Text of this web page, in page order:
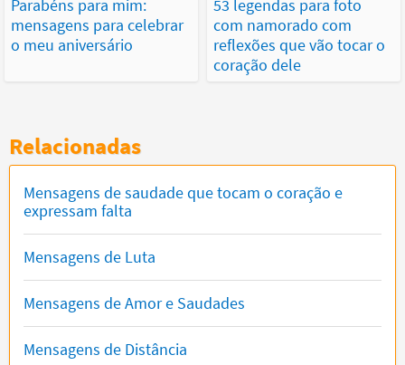
Parabéns para mim:
mensagens para celebrar
o meu aniversário
53 legendas para foto
com namorado com
reflexões que vão tocar o
coração dele
Relacionadas
Mensagens de saudade que tocam o coração e
expressam falta
Mensagens de Luta
Mensagens de Amor e Saudades
Mensagens de Distância